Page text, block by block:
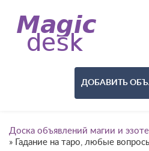
ДОБАВИТЬ
Доска объявлений магии и
»
Гадание на таро, любые